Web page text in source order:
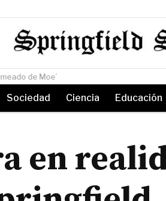
en la ‘Taberna de Moe’
Sociedad Ciencia Educación
en